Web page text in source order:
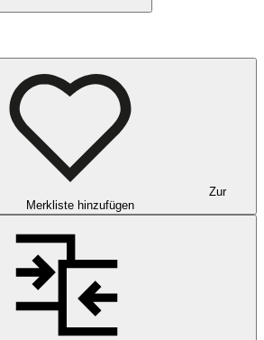
Zur
Merkliste hinzufügen